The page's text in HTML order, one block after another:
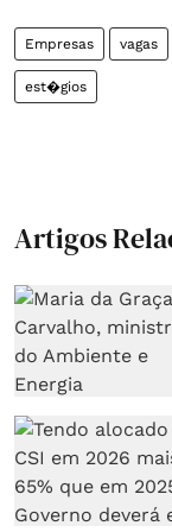
Empresas vagas
est�gios
Artigos